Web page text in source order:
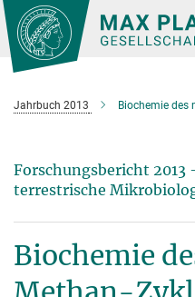
Hauptinhalt
Jahrbuch 2013 Biochemie des
Forschungsbericht
terrestrische
Biochemie